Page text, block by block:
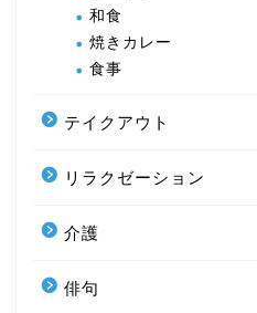
和食
焼きカレー
食事
テイクアウト
リラクゼーション
介護
俳句